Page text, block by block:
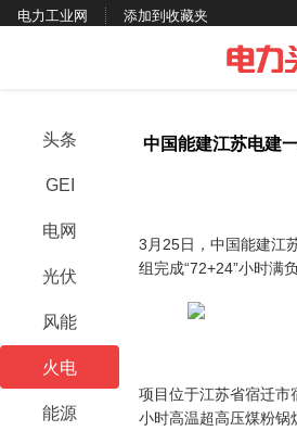
电力工业网 添加到收藏夹
头条
GEI
电网
光伏
风能
火电
能源
中国能建江苏电建
3月25日，中国能建江
组完成“72+24”小时满
项目位于江苏省宿迁
小时高温超高压煤粉锅